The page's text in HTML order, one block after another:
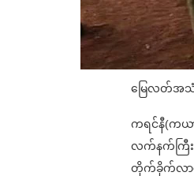
မြေလတ်အသံ၊‌
ကရင်နီ(ကယာ
လက်နက်ကြီး
တိုက်ခိုက်လာသေ